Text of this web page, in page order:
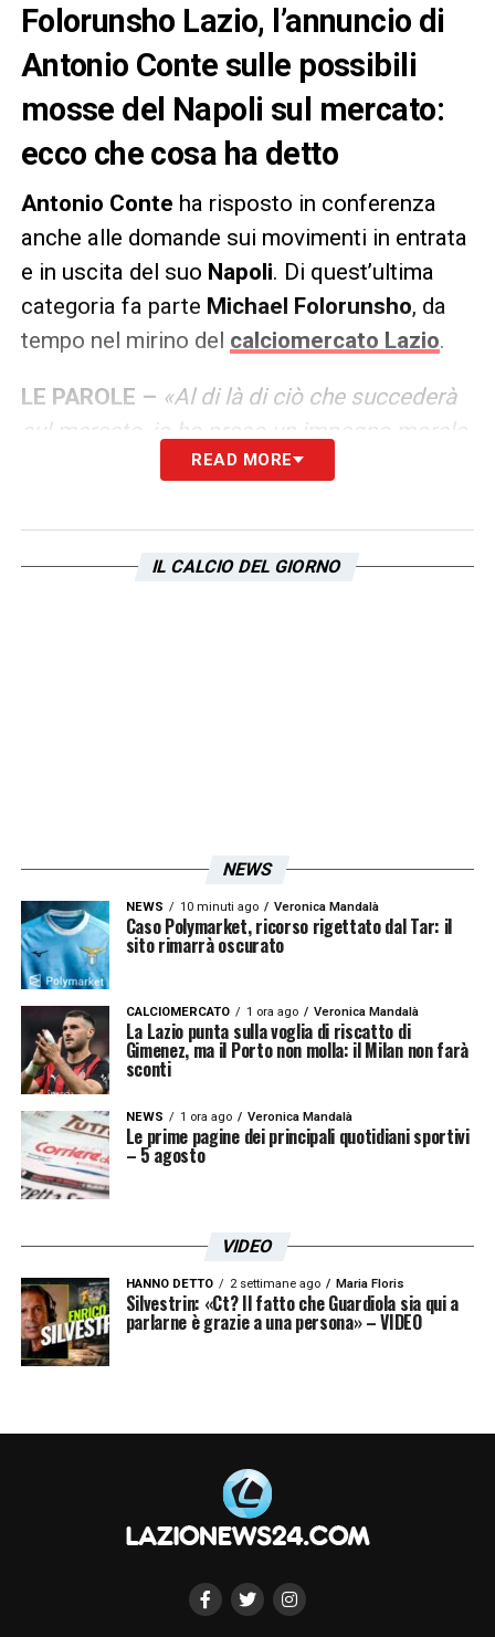
Folorunsho Lazio, l’annuncio di
Antonio Conte sulle possibili
mosse del Napoli sul mercato:
ecco che cosa ha detto
Antonio Conte ha risposto in conferenza
anche alle domande sui movimenti in entrata
e in uscita del suo Napoli. Di quest’ultima
categoria fa parte Michael Folorunsho, da
tempo nel mirino del calciomercato Lazio.
LE PAROLE – «Al di là di ciò che succederà
sul mercato, io ho preso un impegno morale
ed umano, non solo con i napoletani che mi
senza aver dato ancora niente, ma ho preso
un impegno umano anche nei confronti dei
LA PLAYLIST DELLE NOSTRE TOP NEWS
READ MORE
IL CALCIO DEL GIORNO
NEWS
NEWS 10 minuti ago Veronica Mandalà
Caso Polymarket, ricorso rigettato dal Tar: il
sito rimarrà oscurato
CALCIOMERCATO 1 ora ago Veronica Mandalà
La Lazio punta sulla voglia di riscatto di
Gimenez, ma il Porto non molla: il Milan non farà
sconti
NEWS 1 ora ago Veronica Mandalà
Le prime pagine dei principali quotidiani sportivi
– 5 agosto
VIDEO
HANNO DETTO 2 settimane ago Maria Floris
Silvestrin: «Ct? Il fatto che Guardiola sia qui a
parlarne è grazie a una persona» – VIDEO